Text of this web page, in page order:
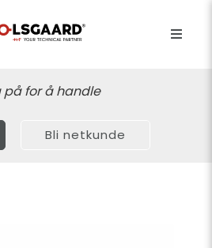
på for å handle
Bli netkunde